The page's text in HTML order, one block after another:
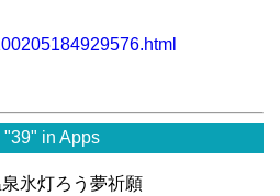
"39" in Apps
氷灯ろう夢祈願